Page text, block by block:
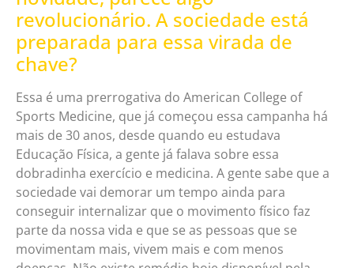
revolucionário. A sociedade está
preparada para essa virada de
chave?
Essa é uma prerrogativa do American College of
Sports Medicine, que já começou essa campanha há
mais de 30 anos, desde quando eu estudava
Educação Física, a gente já falava sobre essa
dobradinha exercício e medicina. A gente sabe que a
sociedade vai demorar um tempo ainda para
conseguir internalizar que o movimento físico faz
parte da nossa vida e que se as pessoas que se
movimentam mais, vivem mais e com menos